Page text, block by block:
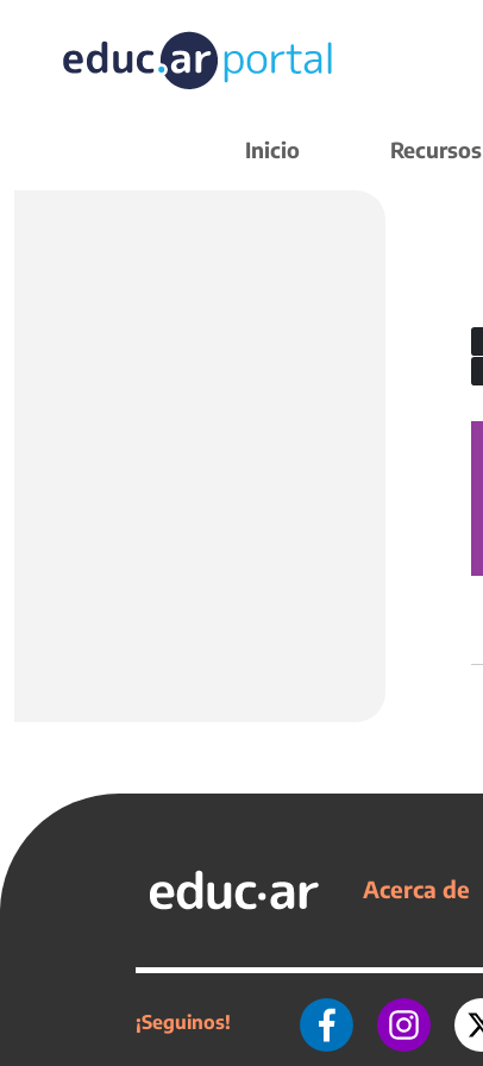
Inicio Recursos
Acerca de
¡Seguinos!